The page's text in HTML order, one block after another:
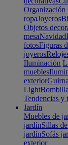
Organización
ropaJoyeros
Objetos
mesaNavidad
fotosFiguras
joyeros
Iluminación
muebles
exterior
Light
Tendencias y
Jardín
Muebles de
jardínSillas
jardínSofás
exterior